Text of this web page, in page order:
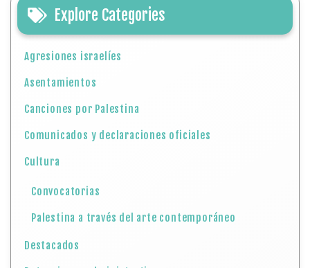
Explore Categories
Agresiones israelíes
Asentamientos
Canciones por Palestina
Comunicados y declaraciones oficiales
Cultura
Convocatorias
Palestina a través del arte contemporáneo
Destacados